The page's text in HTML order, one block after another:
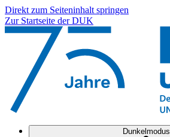
Direkt zum Seiteninhalt springen
Zur Startseite der DUK
Dunkelmodus